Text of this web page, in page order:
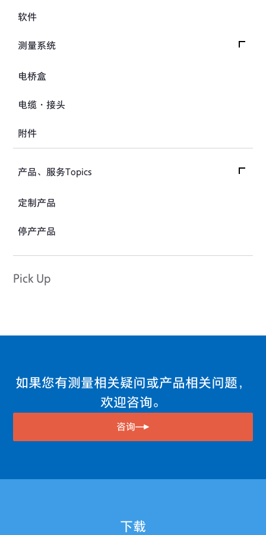
位移计
应变计
数据记录器
软件
测量系统
交通系统（公路）
试验装置、系统
电桥盒
电缆・接头
附件
产品、服务Topics
产品、服务Topics首页
定制产品
停产产品
Pick Up
如果您有测量相关疑问或产品相关问题，
欢迎咨询。
咨询
下载